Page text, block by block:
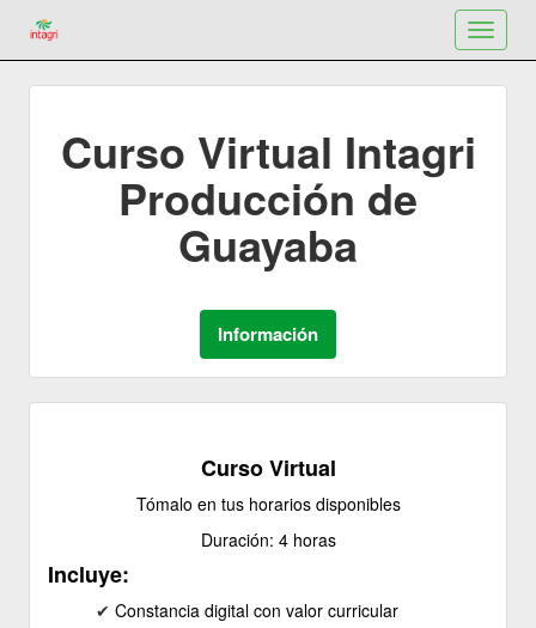
Toggle
Curso Virtual Intagri
Producción de
Guayaba
Curso Virtual
Tómalo en tus horarios disponibles
Duración: 4 horas
Incluye:
✔ ​ Constancia digital con valor curricular